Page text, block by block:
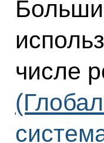
числе